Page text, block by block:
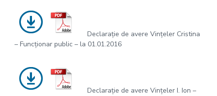
Declarație de avere Vințeler Cristina
– Funcționar public – la 01.01.2016
Declarație de avere Vințeler I. Ion –